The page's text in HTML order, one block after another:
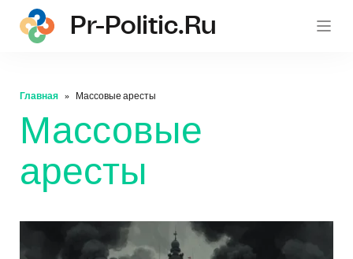
pr-
Pr-Politic.ru
Главная Массовые аресты
Массовые
аресты